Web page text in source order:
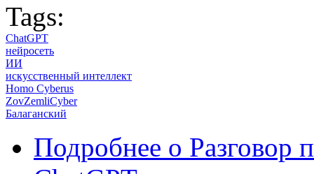
Tags:
ChatGPT
нейросеть
ИИ
искусственный интеллект
Homo Cyberus
ZovZemliCyber
Балаганский
Подробнее о Разговор